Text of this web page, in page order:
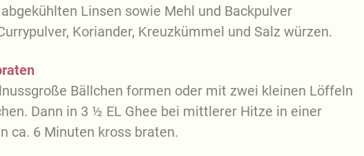
Linsen sowie Mehl und Backpulver
Koriander, Kreuzkümmel und Salz würzen.
Bällchen formen oder mit zwei kleinen Löffeln
Dann in 3 ½ EL Ghee bei mittlerer Hitze in einer
ca. 6 Minuten kross braten.